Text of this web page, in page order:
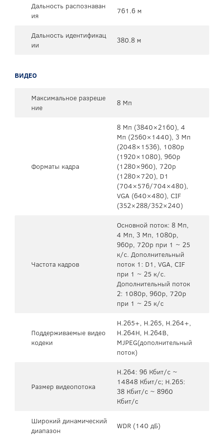
Дальность распознаван
ия
761.6 м
Дальность идентификац
ии
380.8 м
ВИДЕО
Максимальное разреше
ние
8 Мп
Форматы кадра
8 Мп (3840×2160), 4
Mп (2560×1440), 3 Mп
(2048×1536), 1080p
(1920×1080), 960p
(1280×960), 720p
(1280×720), D1
(704×576/704×480),
VGA (640×480), CIF
(352×288/352×240)
Частота кадров
Основной поток: 8 Mп,
4 Mп, 3 Мп, 1080p,
960p, 720p при 1 ~ 25
к/с. Дополнительный
поток 1: D1, VGA, CIF
при 1 ~ 25 к/с.
Дополнительный поток
2: 1080p, 960p, 720p
при 1 ~ 25 к/с
Поддерживаемые видео
кодеки
H.265+, H.265, H.264+,
H.264H, H.264B,
MJPEG(дополнительный
поток)
Размер видеопотока
H.264: 96 Кбит/с ~
14848 Кбит/с; H.265:
38 Кбит/с ~ 8960
Кбит/с
Широкий динамический
диапазон
WDR (140 дБ)